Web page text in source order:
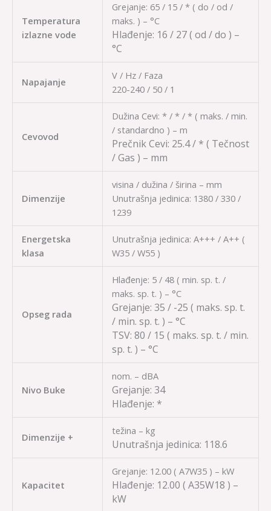
Temperatura
izlazne vode
Grejanje: 65 / 15 / * ( do / od /
maks. ) – °C
Hlađenje: 16 / 27( od / do ) –
°C
Napajanje
V / Hz / Faza
220-240 / 50 / 1
Cevovod
Dužina Cevi: * / * / * ( maks. / min.
/ standardno ) – m
Prečnik Cevi: 25.4 / * ( Tečnost
/ Gas ) – mm
Dimenzije
visina / dužina / širina – mm
Unutrašnja jedinica: 1380 / 330 /
1239
Energetska
klasa
Unutrašnja jedinica: A+++ / A++ (
W35 / W55 )
Opseg rada
Hlađenje: 5 / 48 ( min. sp. t. /
maks. sp. t. ) – °C
Grejanje: 35 / -25 ( maks. sp. t.
/ min. sp. t. ) – °C
TSV: 80 / 15 ( maks. sp. t. / min.
sp. t. ) – °C
Nivo Buke
nom. – dBA
Grejanje: 34
Hlađenje: *
Dimenzije +
težina – kg
Unutrašnja jedinica: 118.6
Kapacitet
Grejanje: 12.00 ( A7W35 ) – kW
Hlađenje: 12.00 ( A35W18 ) –
kW